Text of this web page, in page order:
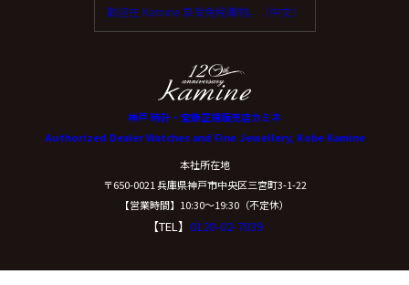
歡迎在 Kamine 享受免稅購物。（中文）
神戸 時計・宝飾正規販売店カミネ
Authorized Dealer Watches and Fine Jewellery, Kobe Kamine
本社所在地
〒650-0021 兵庫県神戸市中央区三宮町3-1-22
【営業時間】10:30〜19:30（不定休）
【TEL】 0120-02-7039